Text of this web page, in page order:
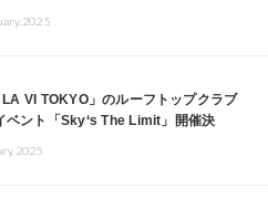
VI TOKYO」のルーフトップクラブ
ベント「Sky‘s The Limit」開催決
NATURE）ら日本を代表するDJ・クリ